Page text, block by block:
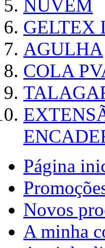
NUVEM
GELTEX
AGULHA
COLA
Página
Novos
A minha